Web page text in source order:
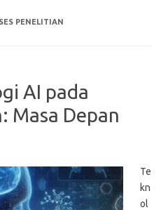
PENELITIAN
AI pada
Masa Depan
Te
kn
ol